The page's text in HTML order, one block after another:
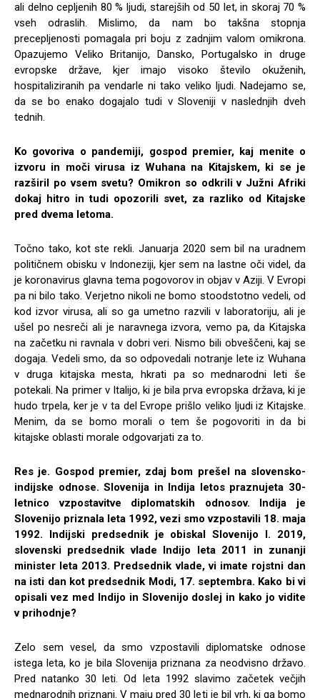
ali delno cepljenih 80 % ljudi, starejših od 50 let, in skoraj 70 %
vseh odraslih. Mislimo, da nam bo takšna stopnja
precepljenosti pomagala pri boju z zadnjim valom omikrona.
Opazujemo Veliko Britanijo, Dansko, Portugalsko in druge
evropske države, kjer imajo visoko število okuženih,
hospitaliziranih pa vendarle ni tako veliko ljudi. Nadejamo se,
da se bo enako dogajalo tudi v Sloveniji v naslednjih dveh
tednih.
Ko govoriva o pandemiji, gospod premier, kaj menite o
izvoru in moči virusa iz Wuhana na Kitajskem, ki se je
razširil po vsem svetu? Omikron so odkrili v Južni Afriki
dokaj hitro in tudi opozorili svet, za razliko od Kitajske
pred dvema letoma.
Točno tako, kot ste rekli. Januarja 2020 sem bil na uradnem
političnem obisku v Indoneziji, kjer sem na lastne oči videl, da
je koronavirus glavna tema pogovorov in objav v Aziji. V Evropi
pa ni bilo tako. Verjetno nikoli ne bomo stoodstotno vedeli, od
kod izvor virusa, ali so ga umetno razvili v laboratoriju, ali je
ušel po nesreči ali je naravnega izvora, vemo pa, da Kitajska
na začetku ni ravnala v dobri veri. Nismo bili obveščeni, kaj se
dogaja. Vedeli smo, da so odpovedali notranje lete iz Wuhana
v druga kitajska mesta, hkrati pa so mednarodni leti še
potekali. Na primer v Italijo, ki je bila prva evropska država, ki je
hudo trpela, ker je v ta del Evrope prišlo veliko ljudi iz Kitajske.
Menim, da se bomo morali o tem še pogovoriti in da bi
kitajske oblasti morale odgovarjati za to.
Res je. Gospod premier, zdaj bom prešel na slovensko-
indijske odnose. Slovenija in Indija letos praznujeta 30-
letnico vzpostavitve diplomatskih odnosov. Indija je
Slovenijo priznala leta 1992, vezi smo vzpostavili 18. maja
1992. Indijski predsednik je obiskal Slovenijo l. 2019,
slovenski predsednik vlade Indijo leta 2011 in zunanji
minister leta 2013. Predsednik vlade, vi imate rojstni dan
na isti dan kot predsednik Modi, 17. septembra. Kako bi vi
opisali vez med Indijo in Slovenijo doslej in kako jo vidite
v prihodnje?
Zelo sem vesel, da smo vzpostavili diplomatske odnose
istega leta, ko je bila Slovenija priznana za neodvisno državo.
Pred natanko 30 leti. Od leta 1992 slavimo začetek večjih
mednarodnih priznanj. V maju pred 30 leti je bil vrh, ki ga bomo